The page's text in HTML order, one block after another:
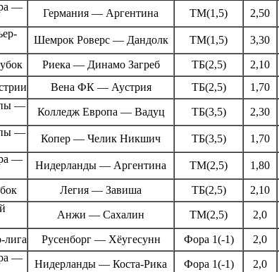
—
Германия — Аргентина ТМ(1,5) 2,50
Шемрок Роверс — Дандолк ТМ(1,5) 3,30
Риека — Динамо Загреб ТБ(2,5) 2,10
Вена ФК — Аустрия ТБ(2,5) 1,70
—
Колледж Европа — Вадуц ТБ(3,5) 2,30
—
Копер — Челик Никшич ТБ(3,5) 1,70
—
Нидерланды — Аргентина ТМ(2,5) 1,80
Легия — Завиша ТБ(2,5) 2,10
Анжи — Сахалин ТМ(2,5) 2,0
Русенборг — Хёугесунн Фора 1(-1) 2,0
—
Нидерланды — Коста-Рика Фора 1(-1) 2,0